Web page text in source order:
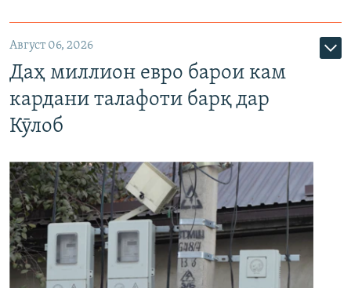
Август 06, 2026
Даҳ миллион евро барои кам
кардани талафоти барқ дар
Кӯлоб